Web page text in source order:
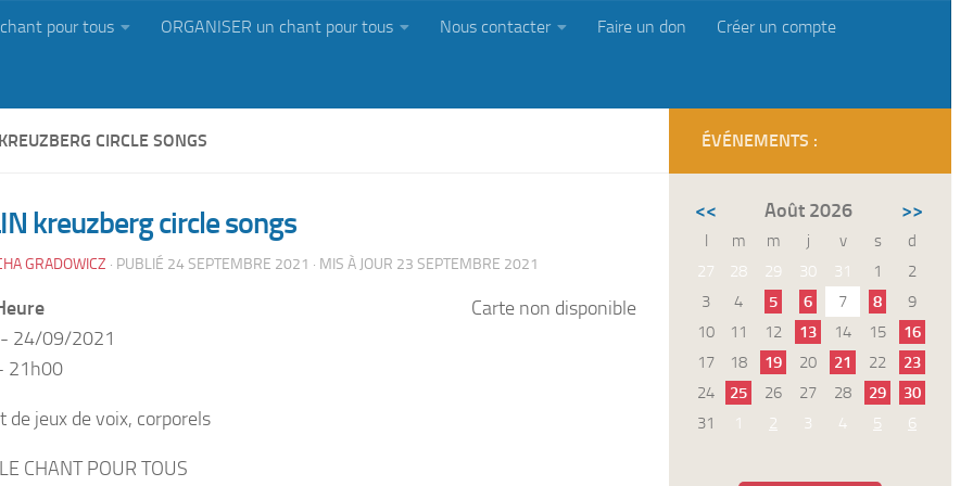
pour tous ORGANISER un chant pour tous Nous contacter Faire un don Créer un compte
CIRCLE SONGS
kreuzberg circle songs
GRADOWICZ · PUBLIÉ 24 SEPTEMBRE 2021 · MIS À JOUR 23 SEPTEMBRE 2021
Carte non disponible
- 24/09/2021
21h00
de jeux de voix, corporels
CHANT POUR TOUS
ÉVÉNEMENTS :
<< Août 2026 >>
l m m j v s
d
27
28 29 30 31 1
2
3
4 5 6 7 8
9
10
11 12 13 14 15
16
17
18 19 20 21 22
23
24
25 26 27 28 29
30
31
1 2 3 4 5 6